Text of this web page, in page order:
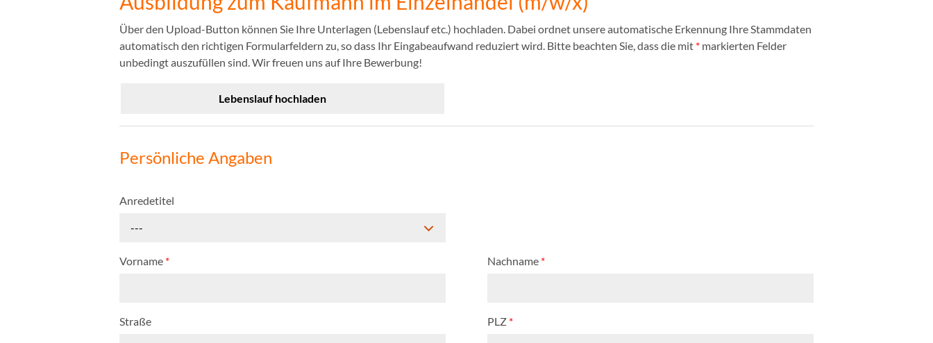
Über den Upload-Button können Sie Ihre Unterlagen (Lebenslauf etc.) hochladen. Dabei ordnet unsere automatische Erkennung Ihre Stammdaten
automatisch den richtigen Formularfeldern zu, so dass Ihr Eingabeaufwand reduziert wird. Bitte beachten Sie, dass die mit * markierten Felder
unbedingt auszufüllen sind. Wir freuen uns auf Ihre Bewerbung!
Lebenslauf hochladen
Persönliche Angaben
Anredetitel
---
Vorname * Nachname *
Straße PLZ *